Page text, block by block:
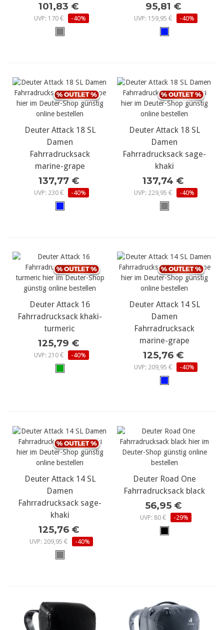
101,83 €
UVP: 170 € -40%
95,81 €
UVP: 159,95 € -40%
Deuter Attack 18 SL
Damen
Fahrradrucksack
marine-grape
137,77 €
UVP: 230 € -40%
Deuter Attack 18 SL
Damen
Fahrradrucksack sage-
khaki
137,74 €
UVP: 229,95 € -40%
Deuter Attack 16
Fahrradrucksack khaki-
turmeric
125,79 €
UVP: 210 € -40%
Deuter Attack 14 SL
Damen
Fahrradrucksack
marine-grape
125,76 €
UVP: 209,95 € -40%
Deuter Attack 14 SL
Damen
Fahrradrucksack sage-
khaki
125,76 €
UVP: 209,95 € -40%
Deuter Road One
Fahrradrucksack black
56,95 €
UVP: 80 € -29%